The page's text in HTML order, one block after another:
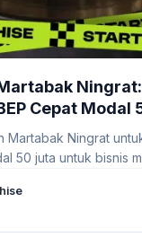
Cepat Modal
Manis
Martabak Ningrat
50 juta untuk bisnis